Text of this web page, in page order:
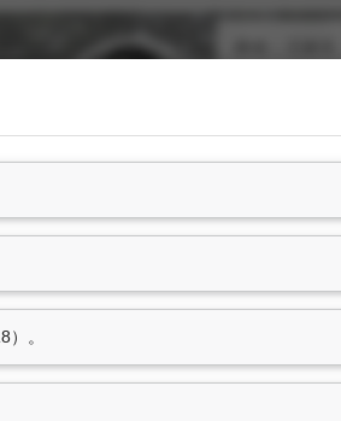
）。出席國際學術會議，第十三屆「現代
台灣。
。